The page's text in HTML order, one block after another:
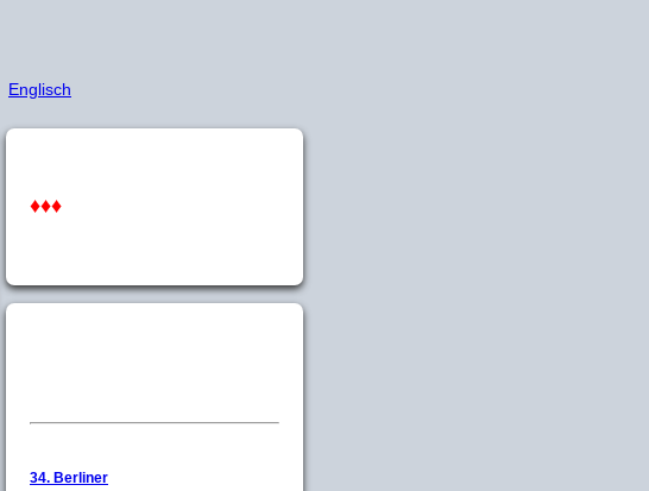
Englisch
♦♦♦
34. Berliner